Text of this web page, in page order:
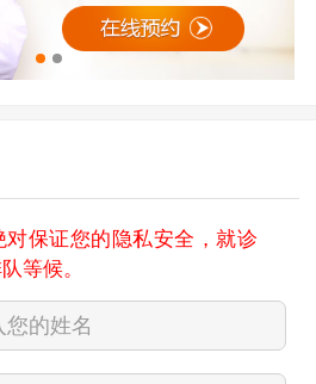
保证您的隐私安全，就诊
等候。